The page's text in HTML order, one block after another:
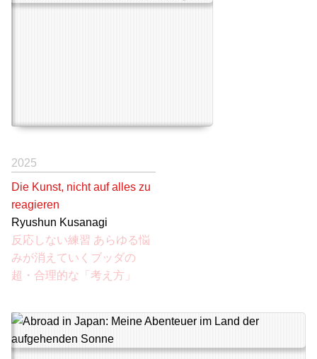
2025
Die Kunst, nicht auf alles zu
reagieren
Ryushun Kusanagi
反応しない練習 あらゆる悩
みが消えていくブッダの
超・合理的な「考え方」